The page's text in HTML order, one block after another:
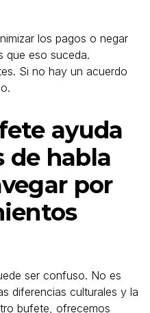
los pagos o negar
que eso suceda.
Si no hay un acuerdo
ayuda
de habla
por
ser confuso. No es
diferencias culturales y la
bufete, ofrecemos